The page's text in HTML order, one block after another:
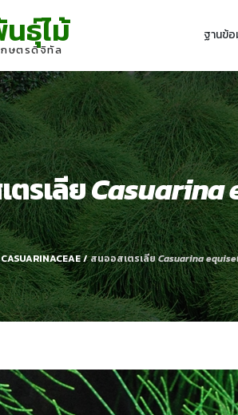
ธุ์ไม้
กษตรดิจิทัล
ฐานข้
ตรเลีย
/สนออสเตรเลียCasuarina